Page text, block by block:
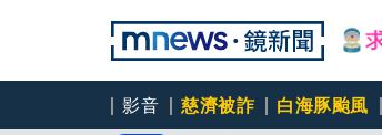
影音 慈濟被詐 白海豚颱風
國民黨不讓了！推AI發